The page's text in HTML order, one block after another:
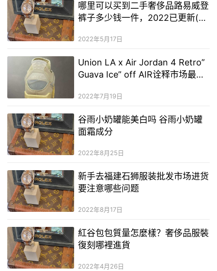
哪里可以买到二手奢侈品路易威登
裤子多少钱一件，2022已更新(今
2022年5月17日
Union LA x Air Jordan 4 Retro”
Guava Ice” off AIR诠释市场最强
2022年7月19日
谷雨小奶罐能美白吗 谷雨小奶罐
面霜成分
2022年8月25日
新手去福建石狮服装批发市场进货
要注意哪些问题
2022年8月17日
紅谷包包質量怎麼樣？奢侈品服裝
復刻哪裡進貨
2022年4月26日